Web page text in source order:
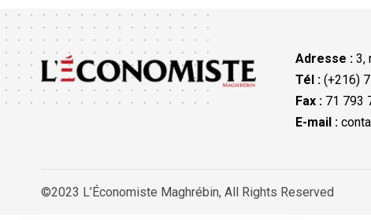
Adresse : 3,
Tél :(+216)
Fax :71 793
E-mail :
©2023 L’Économiste Maghrébin, All Rights Reserved